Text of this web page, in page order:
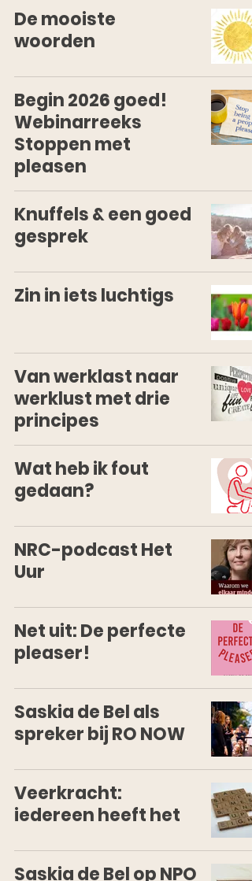
De mooiste
woorden
Begin 2026 goed!
Webinarreeks
Stoppen met
pleasen
Knuffels & een goed
gesprek
Zin in iets luchtigs
Van werklast naar
werklust met drie
principes
Wat heb ik fout
gedaan?
NRC-podcast Het
Uur
Net uit: De perfecte
pleaser!
Saskia de Bel als
spreker bij RO NOW
Veerkracht:
iedereen heeft het
Saskia de Bel op NPO